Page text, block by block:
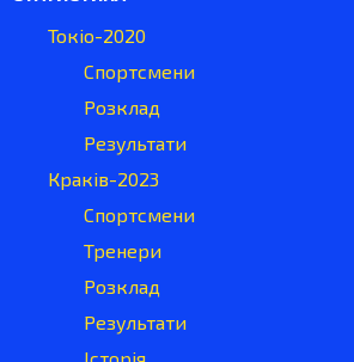
Токіо-2020
Спортсмени
Розклад
Результати
Краків-2023
Спортсмени
Тренери
Розклад
Результати